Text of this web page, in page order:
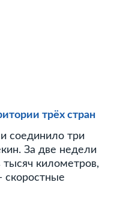
трёх стран
соединило три
За две недели
тысяч километров,
скоростные